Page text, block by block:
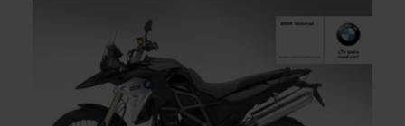
Login
Lost password?